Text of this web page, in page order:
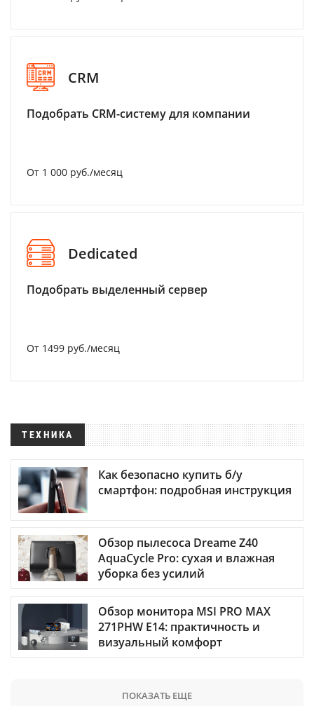
CRM
Подобрать CRM-систему для компании
От 1 000 руб./месяц
Dedicated
Подобрать выделенный сервер
От 1499 руб./месяц
ТЕХНИКА
Как безопасно купить б/у
смартфон: подробная инструкция
Обзор пылесоса Dreame Z40
AquaCycle Pro: сухая и влажная
уборка без усилий
Обзор монитора MSI PRO MAX
271PHW E14: практичность и
визуальный комфорт
ПОКАЗАТЬ ЕЩЕ